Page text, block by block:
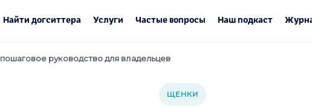
Найти догситтера Услуги Частые вопросы Наш подкаст
руководство для владельцев
ЩЕНКИ